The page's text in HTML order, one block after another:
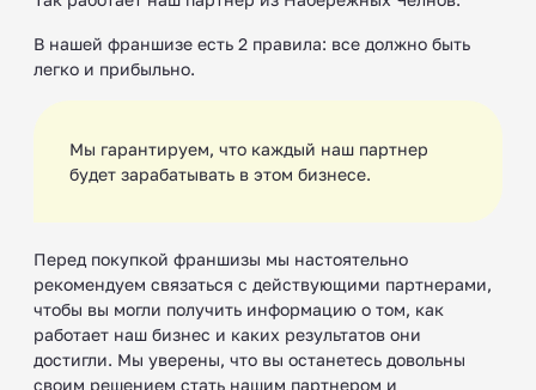
В нашей франшизе есть 2 правила: все должно быть
легко и прибыльно.
Мы гарантируем, что каждый наш партнер
будет зарабатывать в этом бизнесе.
Перед покупкой франшизы мы настоятельно
рекомендуем связаться с действующими партнерами,
чтобы вы могли получить информацию о том, как
работает наш бизнес и каких результатов они
достигли. Мы уверены, что вы останетесь довольны
своим решением стать нашим партнером и